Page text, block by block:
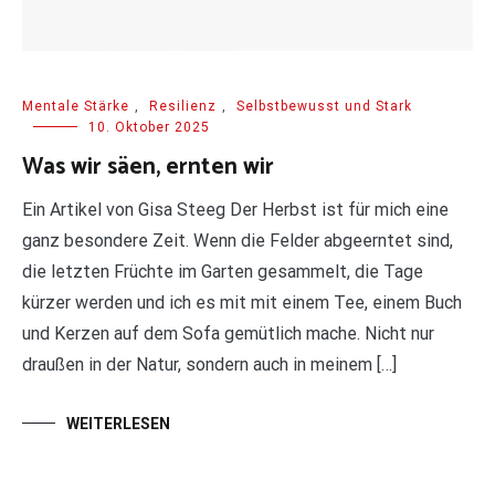
Mentale Stärke , Resilienz ,
Selbstbewusst und Stark
10. Oktober 2025
Was wir säen, ernten wir
Ein Artikel von Gisa Steeg Der Herbst ist für mich eine
ganz besondere Zeit. Wenn die Felder abgeerntet sind,
die letzten Früchte im Garten gesammelt, die Tage
kürzer werden und ich es mit mit einem Tee, einem Buch
und Kerzen auf dem Sofa gemütlich mache. Nicht nur
draußen in der Natur, sondern auch in meinem […]
WEITERLESEN